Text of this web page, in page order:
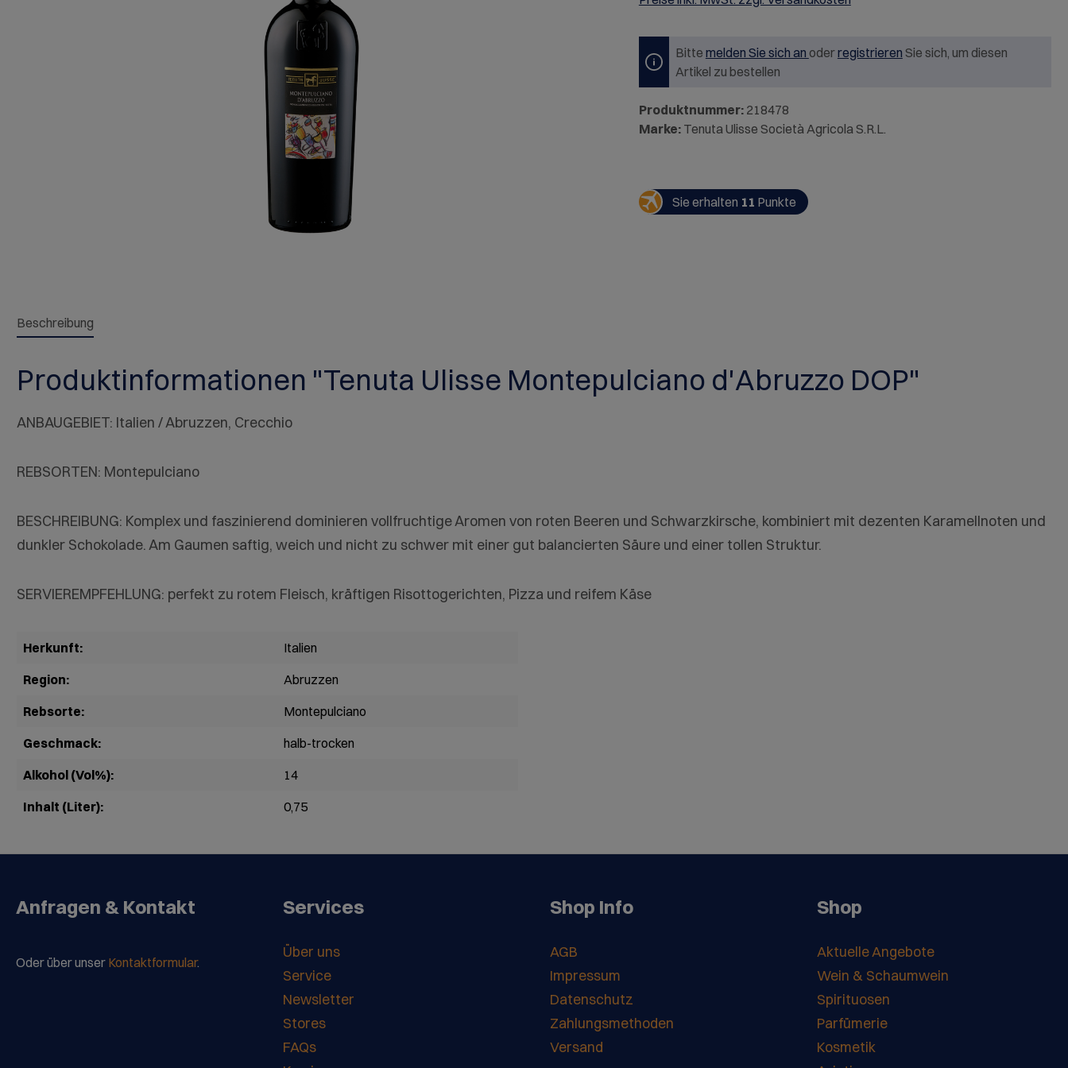
Bitte melden Sie sich an oderregistrieren Sie sich, um diesen
Artikel zu bestellen
Produktnummer: 218478
Marke: Tenuta Ulisse Società Agricola S.R.L.
Sie erhalten 11 Punkte
Beschreibung
Produktinformationen "Tenuta Ulisse Montepulciano d'Abruzzo DOP"
ANBAUGEBIET: Italien / Abruzzen, Crecchio
REBSORTEN: Montepulciano
BESCHREIBUNG: Komplex und faszinierend dominieren vollfruchtige Aromen von roten Beeren und Schwarzkirsche, kombiniert mit dezenten Karamellnoten und
dunkler Schokolade. Am Gaumen saftig, weich und nicht zu schwer mit einer gut balancierten Säure und einer tollen Struktur.
SERVIEREMPFEHLUNG: perfekt zu rotem Fleisch, kräftigen Risottogerichten, Pizza und reifem Käse
Herkunft:
Italien
Region:
Abruzzen
Rebsorte:
Montepulciano
Geschmack:
halb-trocken
Alkohol (Vol%):
14
Inhalt (Liter):
0,75
Anfragen & Kontakt
Oder über unser Kontaktformular.
Services
Über uns
Service
Newsletter
Stores
FAQs
Shop Info
AGB
Impressum
Datenschutz
Zahlungsmethoden
Versand
Shop
Aktuelle Angebote
Wein & Schaumwein
Spirituosen
Parfümerie
Kosmetik